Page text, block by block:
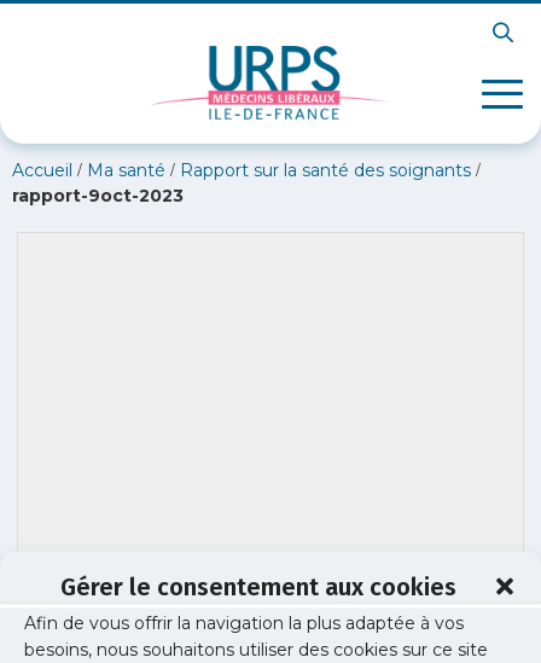
Gérer le consentement aux cookies
Afin de vous offrir la navigation la plus adaptée à vos
besoins, nous souhaitons utiliser des cookies sur ce site
Accueil / Ma santé / Rapport sur la santé des soignants /
rapport-9oct-2023
rapport-9oct-2023